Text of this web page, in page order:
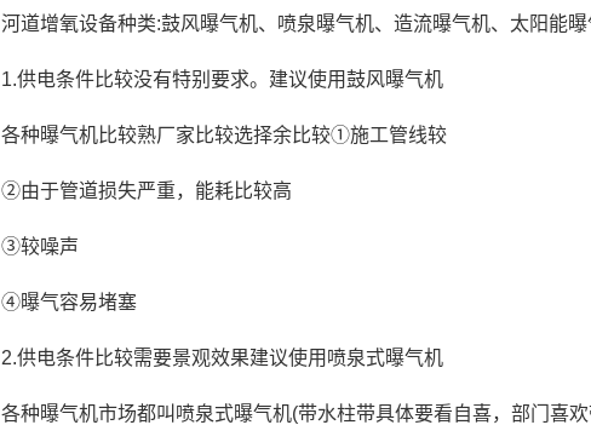
河道增氧设备种类:鼓风曝气机、喷泉曝气机、造流曝气机、太阳能曝
1.供电条件比较没有特别要求。建议使用鼓风曝气机
各种曝气机比较熟厂家比较选择余比较①施工管线较
②由于管道损失严重，能耗比较高
③较噪声
④曝气容易堵塞
2.供电条件比较需要景观效果建议使用喷泉式曝气机
各种曝气机市场都叫喷泉式曝气机(带水柱带具体要看自喜，部门喜